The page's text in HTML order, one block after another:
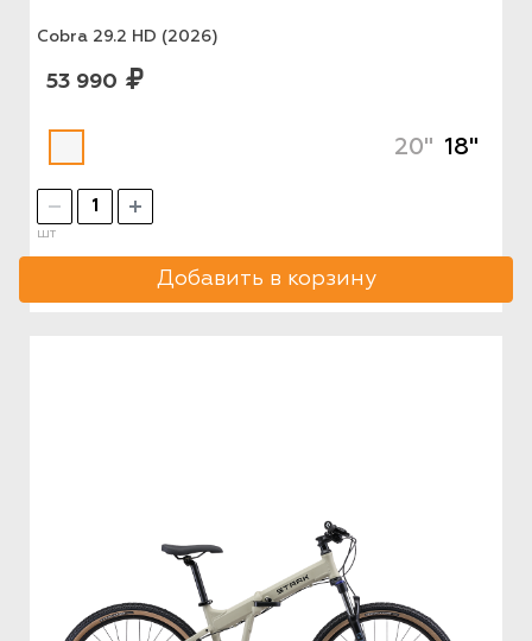
Cobra 29.2 HD (2026)
53 990
18"
20"
шт
Добавить в корзину